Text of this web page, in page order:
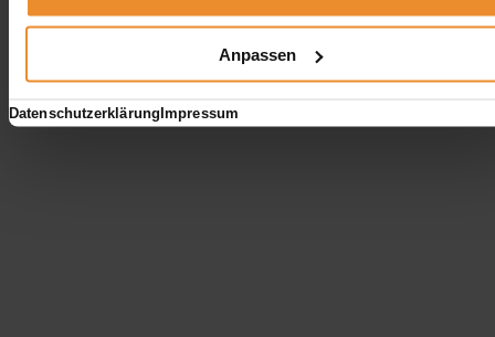
Anpassen
DatenschutzerklärungImpressum